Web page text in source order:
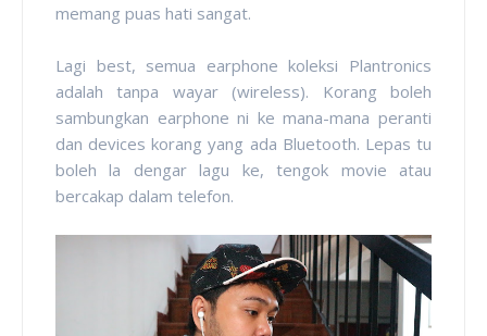
memang puas hati sangat.
Lagi best, semua earphone koleksi Plantronics
adalah tanpa wayar (wireless). Korang boleh
sambungkan earphone ni ke mana-mana peranti
dan devices korang yang ada Bluetooth. Lepas tu
boleh la dengar lagu ke, tengok movie atau
bercakap dalam telefon.